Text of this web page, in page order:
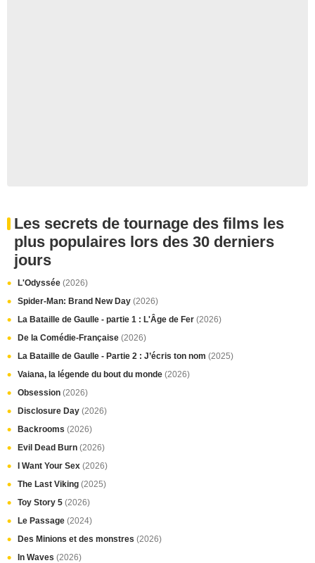
Les secrets de tournage des films les
plus populaires lors des 30 derniers
jours
L'Odyssée (2026)
Spider-Man: Brand New Day (2026)
La Bataille de Gaulle - partie 1 : L'Âge de Fer (2026)
De la Comédie-Française (2026)
La Bataille de Gaulle - Partie 2 : J’écris ton nom (2025)
Vaiana, la légende du bout du monde (2026)
Obsession (2026)
Disclosure Day (2026)
Backrooms (2026)
Evil Dead Burn (2026)
I Want Your Sex (2026)
The Last Viking (2025)
Toy Story 5 (2026)
Le Passage (2024)
Des Minions et des monstres (2026)
In Waves (2026)